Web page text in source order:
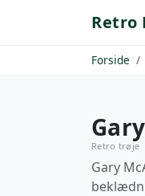
Retro
Forside
Retro trøje
Gary